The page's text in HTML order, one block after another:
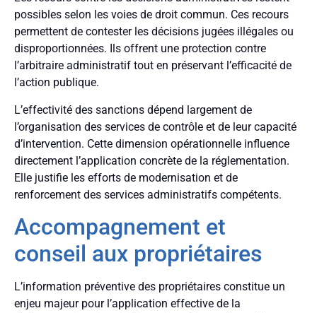
possibles selon les voies de droit commun. Ces recours
permettent de contester les décisions jugées illégales ou
disproportionnées. Ils offrent une protection contre
l’arbitraire administratif tout en préservant l’efficacité de
l’action publique.
L’effectivité des sanctions dépend largement de
l’organisation des services de contrôle et de leur capacité
d’intervention. Cette dimension opérationnelle influence
directement l’application concrète de la réglementation.
Elle justifie les efforts de modernisation et de
renforcement des services administratifs compétents.
Accompagnement et
conseil aux propriétaires
L’information préventive des propriétaires constitue un
enjeu majeur pour l’application effective de la